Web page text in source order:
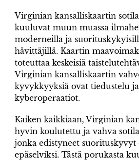
Virginian kansalliskaartin
kuuluvat muun muassa
moderneilla ja
hävittäjillä. Kaartin
toteuttaa keskeisiä
Virginian kansalliskaartin
kyvykkyyksiä ovat tiedustelu ja
kyberoperaatiot.
Kaiken kaikkiaan, Virginian
hyvin koulutettu ja vahva
jonka edistyneet suorituskyvyt
epäselviksi. Tästä porukasta